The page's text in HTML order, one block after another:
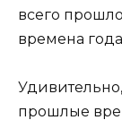
всего
времена
прошлые